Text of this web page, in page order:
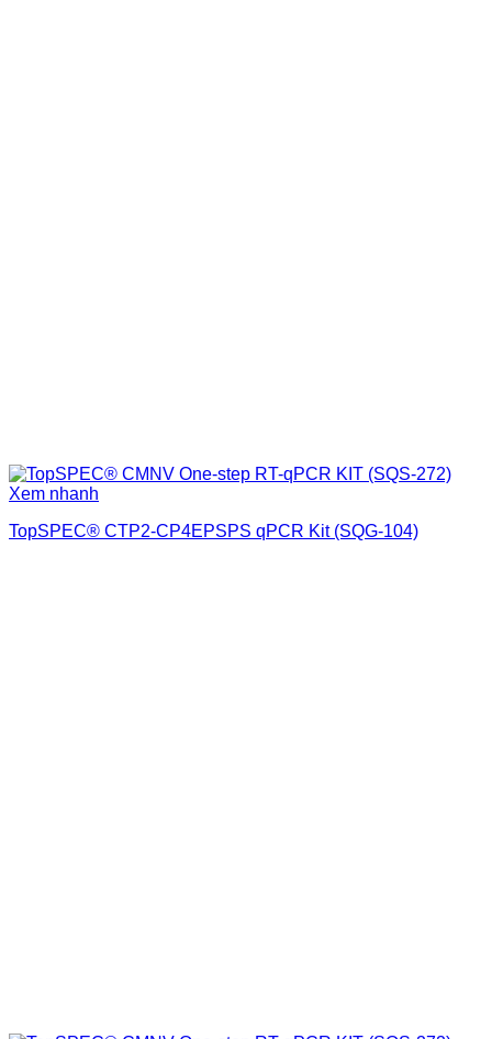
Xem nhanh
TopSPEC® CTP2-CP4EPSPS qPCR Kit (SQG-104)